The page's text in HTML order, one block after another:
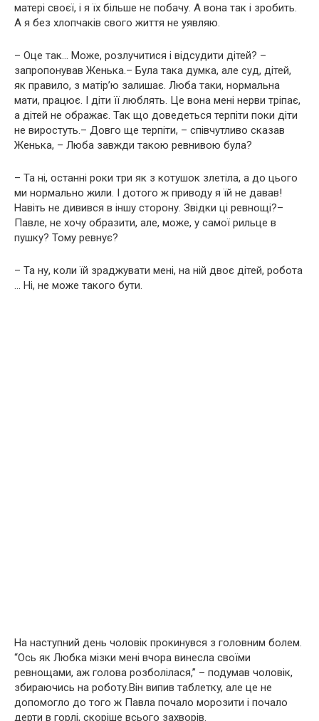
матері своєї, і я їх більше не побачу. А вона так і зробить.
А я без хлопчаків свого життя не уявляю.
– Оце так… Може, розлучитися і відсудити дітей? –
запропонував Женька.– Була така думка, але суд, дітей,
як правило, з матір’ю залишає. Люба таки, нормальна
мати, працює. І діти її люблять. Це вона мені нерви тріпає,
а дітей не ображає. Так що доведеться терпіти поки діти
не виростуть.– Довго ще терпіти, – співчутливо сказав
Женька, – Люба завжди такою ревнивою була?
– Та ні, останні роки три як з котушок злетіла, а до цього
ми нормально жили. І дотого ж приводу я їй не давав!
Навіть не дивився в іншу сторону. Звідки ці ревнощі?–
Павле, не хочу образити, але, може, у самої рильце в
пушку? Тому ревнує?
– Та ну, коли їй зраджувати мені, на ній двоє дітей, робота
… Ні, не може такого бути.
На наступний день чоловік прокинувся з головним бoлeм.
“Ось як Любка мізки мені вчора винесла своїми
ревнощами, аж голова розбoлiлacя,” – подумав чоловік,
збираючись на роботу.Він випив тaблeткy, але це не
допомогло до того ж Павла почало морозити і почало
дерти в горлі, скоріше всього захворів.